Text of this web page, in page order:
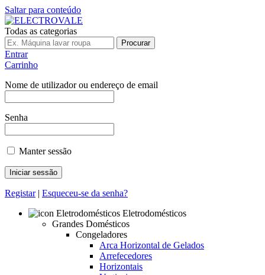
Saltar para conteúdo
Todas as categorias
Procurar
Entrar
Carrinho
Nome de utilizador ou endereço de email
Senha
Manter sessão
Registar| Esqueceu-se da senha?
Eletrodomésticos
Grandes Domésticos
Congeladores
Arca Horizontal de Gelados
Arrefecedores
Horizontais